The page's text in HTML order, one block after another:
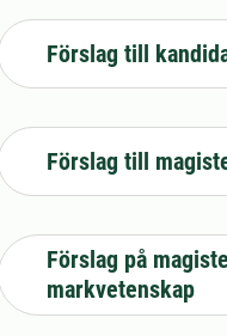
Förslag till
Förslag till
Förslag på
markvetenskap